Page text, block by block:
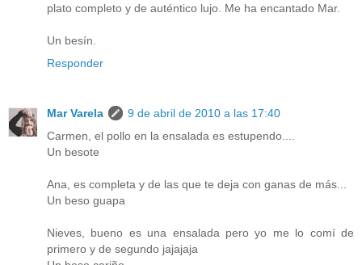
plato completo y de auténtico lujo. Me ha encantado Mar.
Un besín.
Responder
Mar Varela
9 de abril de 2010 a las 17:40
Carmen, el pollo en la ensalada es estupendo....
Un besote
Ana, es completa y de las que te deja con ganas de más...
Un beso guapa
Nieves, bueno es una ensalada pero yo me lo comí de
primero y de segundo jajajaja